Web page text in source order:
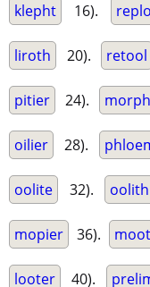
klepht 16).
liroth 20). retool
pitier 24).
oilier 28).
oolite 32). oolith
mopier 36).
looter 40).